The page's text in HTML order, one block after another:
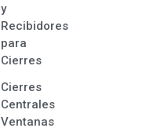
y
Recibidores
para
Cierres
Cierres
Centrales
Ventanas